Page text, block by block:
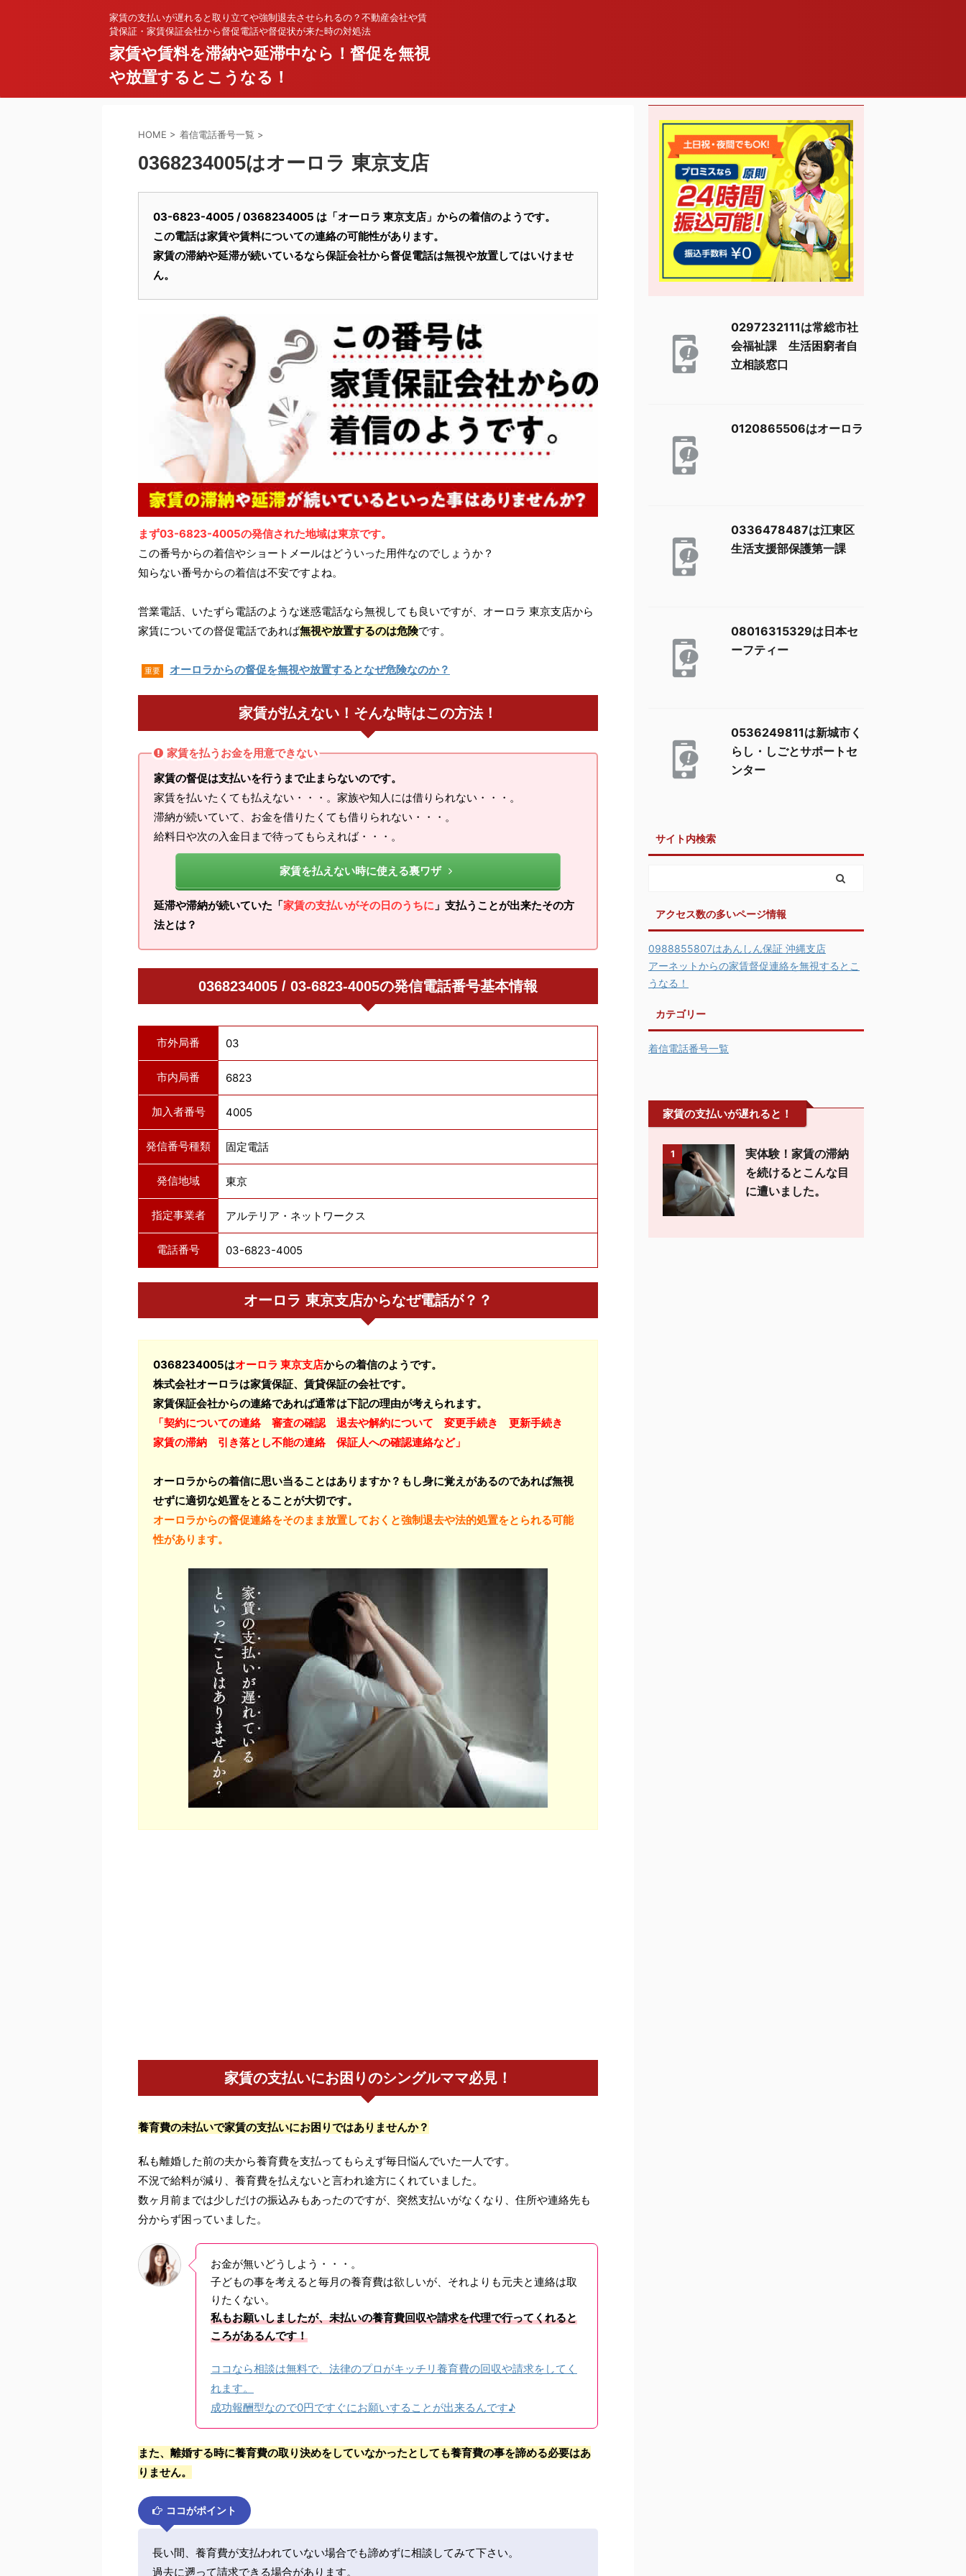
家賃の支払いが遅れると取り立てや強制退去させられるの？不動産会社や賃
貸保証・家賃保証会社から督促電話や督促状が来た時の対処法
家賃や賃料を滞納や延滞中なら！督促を無視
や放置するとこうなる！
HOME > 着信電話番号一覧 >
0368234005はオーロラ 東京支店
03-6823-4005 / 0368234005 は「オーロラ 東京支店」からの着信のようです。
この電話は家賃や賃料についての連絡の可能性があります。
家賃の滞納や延滞が続いているなら保証会社から督促電話は無視や放置してはいけませ
ん。
まず03-6823-4005の発信された地域は東京です。
この番号からの着信やショートメールはどういった用件なのでしょうか？
知らない番号からの着信は不安ですよね。
営業電話、いたずら電話のような迷惑電話なら無視しても良いですが、オーロラ 東京支店から
家賃についての督促電話であれば無視や放置するのは危険です。
重要 オーロラからの督促を無視や放置するとなぜ危険なのか？
家賃が払えない！そんな時はこの方法！
家賃を払うお金を用意できない
家賃の督促は支払いを行うまで止まらないのです。
家賃を払いたくても払えない・・・。家族や知人には借りられない・・・。
滞納が続いていて、お金を借りたくても借りられない・・・。
給料日や次の入金日まで待ってもらえれば・・・。
家賃を払えない時に使える裏ワザ
延滞や滞納が続いていた「家賃の支払いがその日のうちに 」支払うことが出来たその方
法とは？
0368234005 / 03-6823-4005の発信電話番号基本情報
市外局番 03
市内局番 6823
加入者番号 4005
発信番号種類 固定電話
発信地域 東京
指定事業者 アルテリア・ネットワークス
電話番号 03-6823-4005
オーロラ 東京支店からなぜ電話が？？
0368234005はオーロラ 東京支店からの着信のようです。
株式会社オーロラは家賃保証、賃貸保証の会社です。
家賃保証会社からの連絡であれば通常は下記の理由が考えられます。
「契約についての連絡 審査の確認 退去や解約について 変更手続き 更新手続き
家賃の滞納 引き落とし不能の連絡 保証人への確認連絡など」
オーロラからの着信に思い当ることはありますか？もし身に覚えがあるのであれば無視
せずに適切な処置をとることが大切です。
オーロラからの督促連絡をそのまま放置しておくと強制退去や法的処置をとられる可能
性があります。
家賃の支払いにお困りのシングルママ必見！
養育費の未払いで家賃の支払いにお困りではありませんか？
私も離婚した前の夫から養育費を支払ってもらえず毎日悩んでいた一人です。
不況で給料が減り、養育費を払えないと言われ途方にくれていました。
数ヶ月前までは少しだけの振込みもあったのですが、突然支払いがなくなり、住所や連絡先も
分からず困っていました。
お金が無いどうしよう・・・。
子どもの事を考えると毎月の養育費は欲しいが、それよりも元夫と連絡は取
りたくない。
私もお願いしましたが、未払いの養育費回収や請求を代理で行ってくれると
ころがあるんです！
ココなら相談は無料で、法律のプロがキッチリ養育費の回収や請求をしてく
れます。
成功報酬型なので0円ですぐにお願いすることが出来るんです♪
また、離婚する時に養育費の取り決めをしていなかったとしても養育費の事を諦める必要はあ
りません。
ココがポイント
長い間、養育費が支払われていない場合でも諦めずに相談してみて下さい。
過去に遡って請求できる場合があります。
0297232111は常総市社
会福祉課 生活困窮者自
立相談窓口
0120865506はオーロラ
0336478487は江東区
生活支援部保護第一課
08016315329は日本セ
ーフティー
0536249811は新城市く
らし・しごとサポートセ
ンター
サイト内検索
アクセス数の多いページ情報
0988855807はあんしん保証 沖縄支店
アーネットからの家賃督促連絡を無視するとこ
うなる！
カテゴリー
着信電話番号一覧
家賃の支払いが遅れると！
1
実体験！家賃の滞納
を続けるとこんな目
に遭いました。